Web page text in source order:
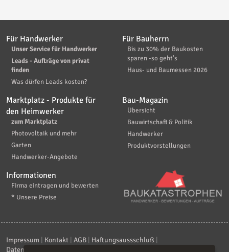
Für Handwerker
Unser Service für Handwerker
Leads - Aufträge von privat
finden
Was dürfen Leads kosten?
Für Bauherrn
Bis zu 30% der Baukosten
sparen -so geht's
Haus- und Baumessen 2026
Marktplatz - Produkte für
den Heimwerker
zum Marktplatz
Photovoltaik und mehr
Garten
Handwerker-Angebote
Bau-Magazin
Übersicht
Bauwirtschaft & Politik
Handwerker
Produktvorstellungen
Informationen
Firma eintragen und bewerten
* Unsere Preise
Impressum Kontakt AGB Haftungsaussschluß
Datenschutzerklärung